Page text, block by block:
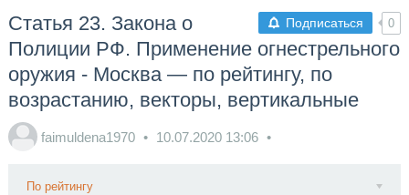
Подписаться 0
Статья 23. Закона о
Полиции РФ. Применение огнестрельного
оружия - Москва — по рейтингу, по
возрастанию, векторы, вертикальные
faimuldena1970 10.07.2020 13:06
По рейтингу